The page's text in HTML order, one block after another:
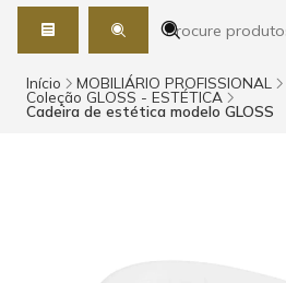
Início MOBILIÁRIO PROFISSIONAL
Coleção GLOSS - ESTÉTICA
Cadeira de estética modelo GLOSS